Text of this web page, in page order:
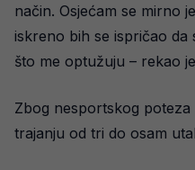
način. Osjećam se mirno
iskreno bih se ispričao
što me optužuju – rekao
Zbog nesportskog
trajanju od tri do osam